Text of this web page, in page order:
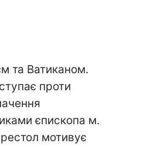
та Ватиканом.
проти
єпископа м.
мотивує